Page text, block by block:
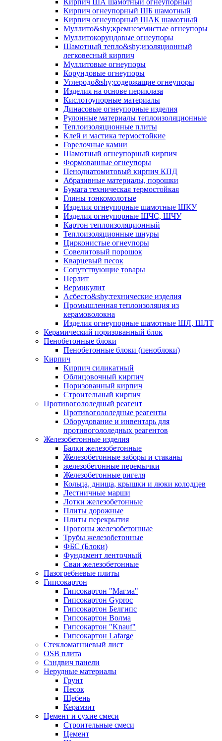
Кирпич огнеупорный ШБ шамотный
Кирпич огнеупорный ШАК шамотный
Муллито&shy;­кремнеземистые огнеупоры
Муллито­корундовые огнеупоры
Шамотный тепло&shy;изоляционный
легковесный кирпич
Муллитовые огнеупоры
Корундовые огнеупоры
Углеродо&shy;содержащие огнеупоры
Изделия на основе периклаза
Кислотоупорные материалы
Динасовые огнеупорные изделия
Рулонные материалы теплоизоляционные
Тепло­изоляционные плиты
Клей и мастика термостойкие
Горелочные камни
Шамотный огнеупорный кирпич
Формованные огнеупоры
Пенодиатомитовый кирпич КПД
Абразивные материалы, порошки
Бумага техническая термостойкая
Глины тонкомолотые
Изделия огнеупорные шамотные ШКУ
Изделия огнеупорные ШЧС, ШЧУ
Картон теплоизоляционный
Теплоизоляционные шнуры
Цирконистые огнеупоры
Совелитовый порошок
Кварцевый песок
Сопутствующие товары
Перлит
Вермикулит
Асбесто&shy;технические изделия
Промышленная теплоизоляция из
керамоволокна
Изделия огнеупорные шамотные ШЛ, ШЛТ
Керамический поризованный блок
Пенобетонные блоки
Пенобетонные блоки (пеноблоки)
Кирпич
Кирпич силикатный
Облицовочный кирпич
Поризованный кирпич
Строительный кирпич
Противогололедный реагент
Противогололедные реагенты
Оборудование и инвентарь для
противогололедных реагентов
Железобетонные изделия
Балки железобетонные
Железобетонные заборы и стаканы
железобетонные перемычки
Железобетонные ригеля
Кольца, днища, крышки и люки колодцев
Лестничные марши
Лотки железобетонные
Плиты дорожные
Плиты перекрытия
Прогоны железобетонные
Трубы железобетонные
ФБС (Блоки)
Фундамент ленточный
Сваи железобетонные
Пазогребневые плиты
Гипсокартон
Гипсокартон "Магма"
Гипсокартон Gyproc
Гипсокартон Белгипс
Гипсокартон Волма
Гипсокартон "Knauf"
Гипсокартон Lafarge
Стекломагниевый лист
OSB плита
Сэндвич панели
Нерудные материалы
Грунт
Песок
Щебень
Керамзит
Цемент и сухие смеси
Строительные смеси
Цемент